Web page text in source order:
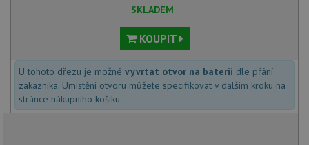
SKLADEM
KOUPIT
U tohoto dřezu je možné vyvrtat otvor na baterii dle přání
zákazníka. Umístění otvoru můžete specifikovat v dalším kroku na
stránce nákupního košíku.